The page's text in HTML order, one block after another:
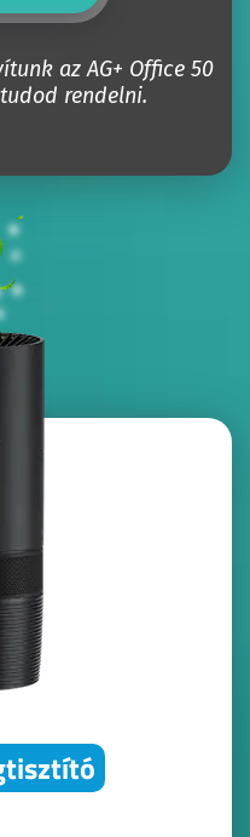
az AG+ Office 50
rendelni.